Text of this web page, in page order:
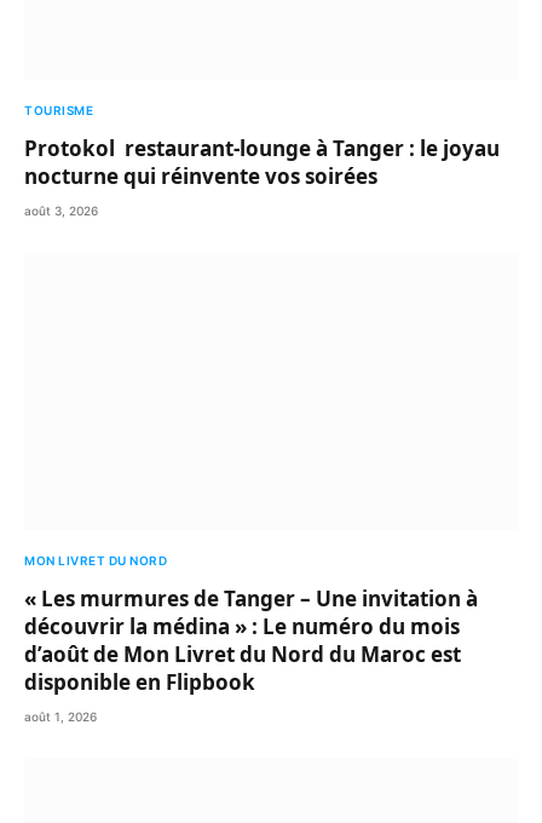
TOURISME
Protokol restaurant-lounge à Tanger : le joyau
nocturne qui réinvente vos soirées
août 3, 2026
MON LIVRET DU NORD
« Les murmures de Tanger – Une invitation à
découvrir la médina » : Le numéro du mois
d’août de Mon Livret du Nord du Maroc est
disponible en Flipbook
août 1, 2026